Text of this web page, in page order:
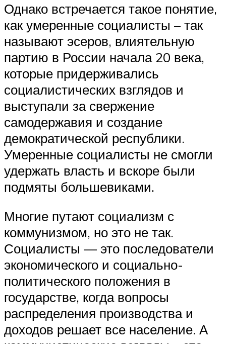
Однако встречается такое понятие,
как умеренные социалисты – так
называют эсеров, влиятельную
партию в России начала 20 века,
которые придерживались
социалистических взглядов и
выступали за свержение
самодержавия и создание
демократической республики.
Умеренные социалисты не смогли
удержать власть и вскоре были
подмяты большевиками.
Многие путают социализм с
коммунизмом, но это не так.
Социалисты — это последователи
экономического и социально-
политического положения в
государстве, когда вопросы
распределения производства и
доходов решает все население. А